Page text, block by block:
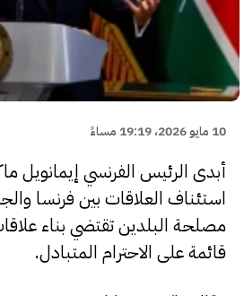
10 مايو 2026، 19:19 مساءً
أبدى الرئيس الفرنسي إيمانويل
استئناف العلاقات بين فرنسا
مصلحة البلدين تقتضي بناء
قائمة على الاحترام المتبادل.